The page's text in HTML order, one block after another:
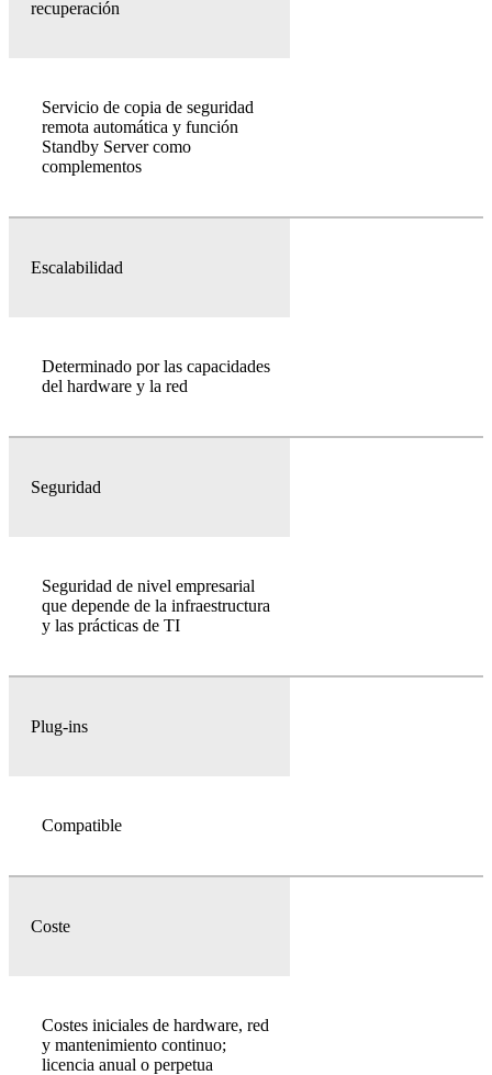
recuperación
Servicio de copia de seguridad
remota automática y función
Standby Server como
complementos
Escalabilidad
Determinado por las capacidades
del hardware y la red
Seguridad
Seguridad de nivel empresarial
que depende de la infraestructura
y las prácticas de TI
Plug-ins
Compatible
Coste
Costes iniciales de hardware, red
y mantenimiento continuo;
licencia anual o perpetua